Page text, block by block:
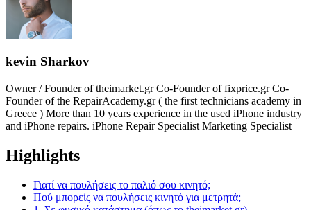
kevin Sharkov
Owner / Founder of theimarket.gr Co-Founder of fixprice.gr Co-
Founder of the RepairAcademy.gr ( the first technicians academy in
Greece ) More than 10 years experience in the used iPhone industry
and iPhone repairs. iPhone Repair Specialist Marketing Specialist
Highlights
Γιατί να πουλήσεις το παλιό σου κινητό;
Πού μπορείς να πουλήσεις κινητό για μετρητά;